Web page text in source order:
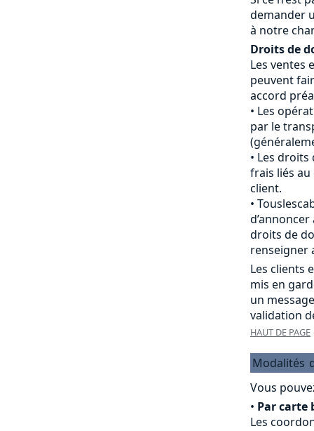
demander
à notre
Droits de
Les ventes
peuvent
accord
Les
par le
Les droits
frais liés
client.
droits de
renseigner
Les clients
mis en
un
validation
HAUT DE PAGE
Modalités
Vous
• Par carte
Les